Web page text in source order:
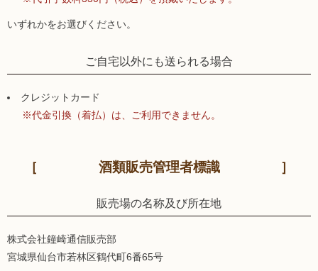
いずれかをお選びください。
ご自宅以外にも送られる場合
クレジットカード
※代金引換（着払）は、ご利用できません。
酒類販売管理者標識
販売場の名称及び所在地
株式会社鐘崎通信販売部
宮城県仙台市若林区鶴代町6番65号